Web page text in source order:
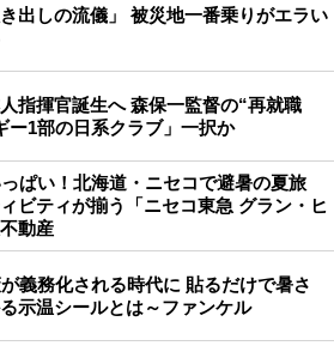
出しの流儀」 被災地一番乗りがエラい
指揮官誕生へ 森保一監督の“再就職
ー1部の日系クラブ」一択か
ぱい！北海道・ニセコで避暑の夏旅
ビティが揃う「ニセコ東急 グラン・ヒ
動産
義務化される時代に 貼るだけで暑さ
示温シールとは～ファンケル